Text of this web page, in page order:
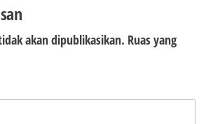
akan dipublikasikan. Ruas yang